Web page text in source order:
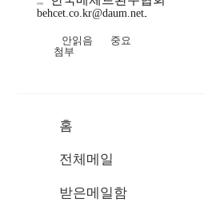
behcet.co.kr@daum.net
안읽음 중요
첨부
홈
전체메일
받은메일함